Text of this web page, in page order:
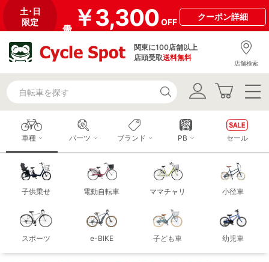
土･日
限定
￥3,300OFF
クーポン詳細
関東に100店舗以上
店頭受取送料無料
店舗検索
車種
子供乗せ 電動自転車 ママチャリ 小径車
スポーツ e-BIKE 子ども車 幼児車
パーツ ブランド PB セール